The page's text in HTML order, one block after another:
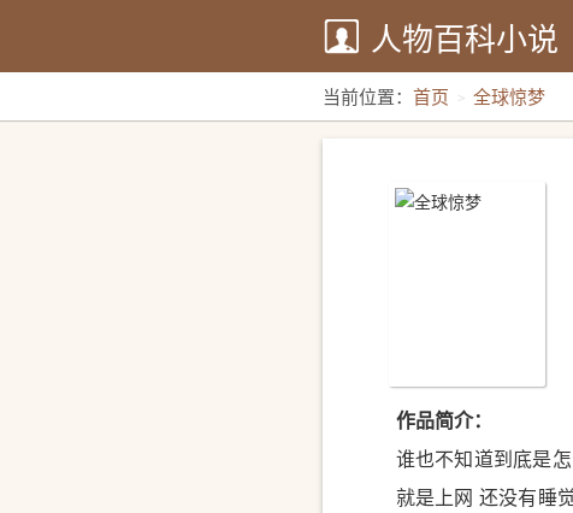
人物百科小说
当前位置： 首页 全球惊梦
作品简介：
谁也不知道到底是
就是上网 还没有睡